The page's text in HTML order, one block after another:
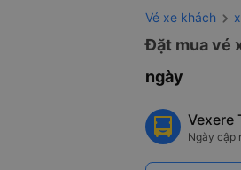
Vé xe khách
Đặt mua vé
ngày
Vexere
Ngày cập